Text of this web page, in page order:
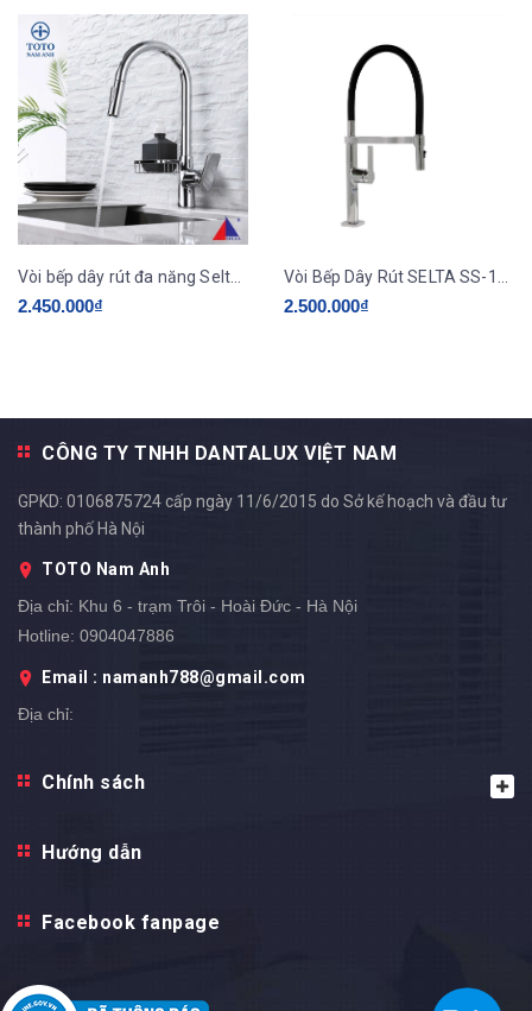
Vòi bếp dây rút đa năng Selta SS 126
2.450.000₫
Vòi Bếp Dây Rút SELTA SS-120
2.500.000₫
CÔNG TY TNHH DANTALUX VIỆT NAM
GPKD: 0106875724 cấp ngày 11/6/2015 do Sở kế hoạch và đầu tư
thành phố Hà Nội
TOTO Nam Anh
Địa chỉ: Khu 6 - trạm Trôi - Hoài Đức - Hà Nội
Hotline: 0904047886
Email : namanh788@gmail.com
Địa chỉ: